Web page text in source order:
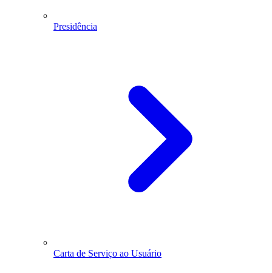
Presidência
Carta de Serviço ao Usuário